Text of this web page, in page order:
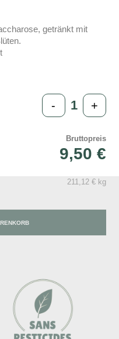
getränkt mit
- +
Bruttopreis
9,50 €
211,12 € kg